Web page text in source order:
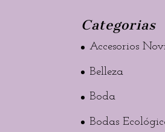
Categorias
Accesorios
Belleza
Boda
Bodas